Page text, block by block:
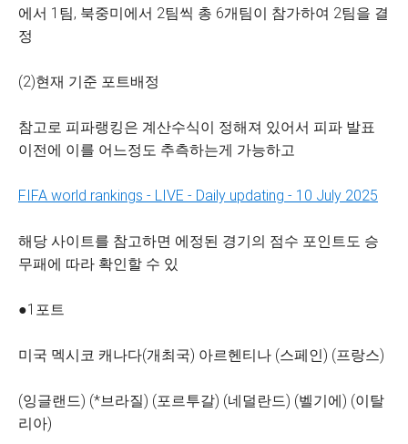
에서 1팀, 북중미에서 2팀씩 총 6개팀이 참가하여 2팀을 결
정
(2)현재 기준 포트배정
참고로 피파랭킹은 계산수식이 정해져 있어서 피파 발표
이전에 이를 어느정도 추측하는게 가능하고
FIFA world rankings - LIVE - Daily updating - 10 July 2025
해당 사이트를 참고하면 에정된 경기의 점수 포인트도 승
무패에 따라 확인할 수 있
●1포트
미국 멕시코 캐나다(개최국) 아르헨티나 (스페인) (프랑스)
(잉글랜드) (*브라질) (포르투갈) (네덜란드) (벨기에) (이탈
리아)